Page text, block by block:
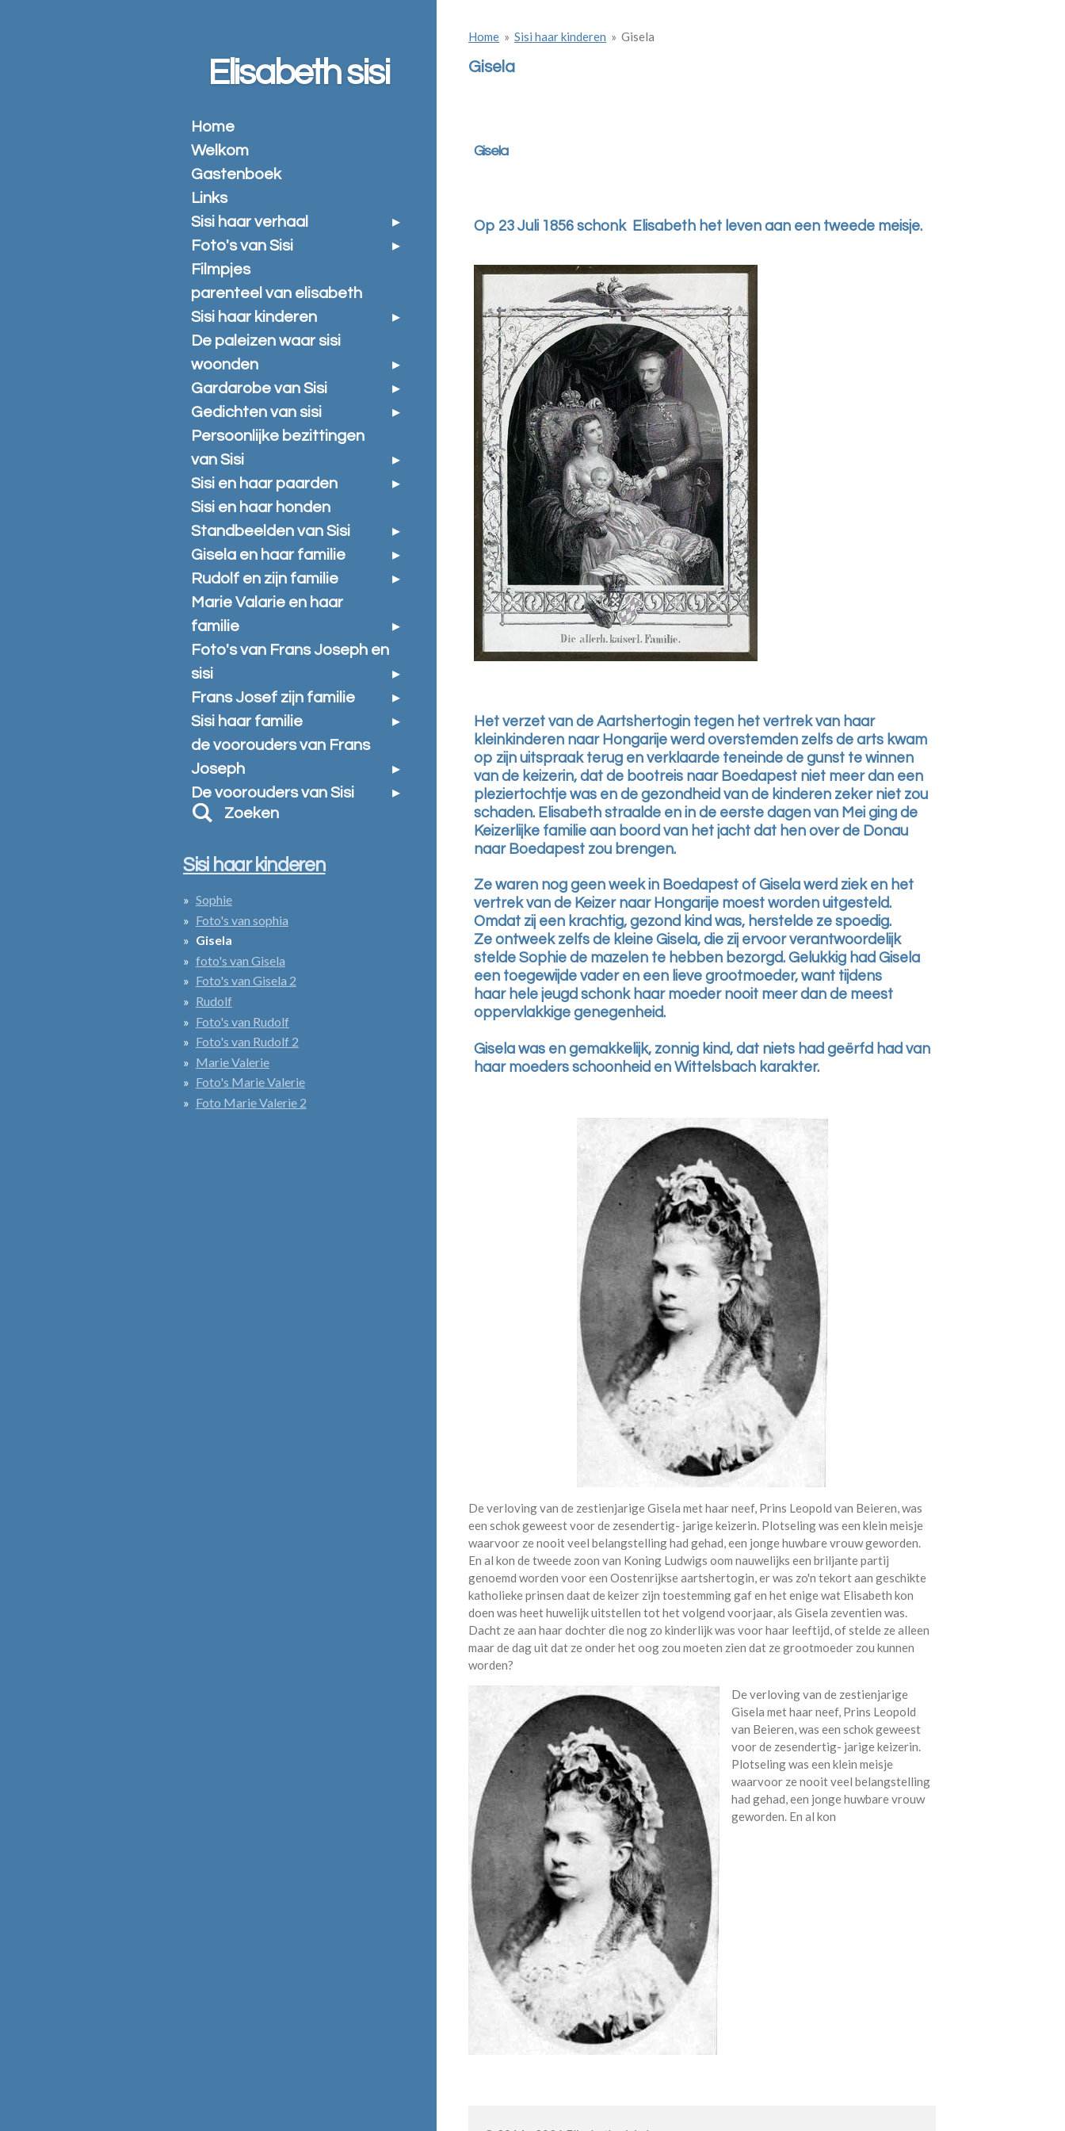
Home » Sisi haar kinderen » Gisela
Gisela
Gisela
Op 23 Juli 1856 schonk Elisabeth het leven aan een tweede meisje.
Het verzet van de Aartshertogin tegen het vertrek van haar
kleinkinderen naar Hongarije werd overstemden zelfs de arts kwam
op zijn uitspraak terug en verklaarde teneinde de gunst te winnen
van de keizerin, dat de bootreis naar Boedapest niet meer dan een
pleziertochtje was en de gezondheid van de kinderen zeker niet zou
schaden. Elisabeth straalde en in de eerste dagen van Mei ging de
Keizerlijke familie aan boord van het jacht dat hen over de Donau
naar Boedapest zou brengen.
Ze waren nog geen week in Boedapest of Gisela werd ziek en het
vertrek van de Keizer naar Hongarije moest worden uitgesteld.
Omdat zij een krachtig, gezond kind was, herstelde ze spoedig.
Ze ontweek zelfs de kleine Gisela, die zij ervoor verantwoordelijk
stelde Sophie de mazelen te hebben bezorgd. Gelukkig had Gisela
een toegewijde vader en een lieve grootmoeder, want tijdens
haar hele jeugd schonk haar moeder nooit meer dan de meest
oppervlakkige genegenheid.
Gisela was en gemakkelijk, zonnig kind, dat niets had geërfd had van
haar moeders schoonheid en Wittelsbach karakter.
De verloving van de zestienjarige Gisela met haar neef, Prins Leopold van Beieren, was
een schok geweest voor de zesendertig- jarige keizerin. Plotseling was een klein meisje
waarvoor ze nooit veel belangstelling had gehad, een jonge huwbare vrouw geworden.
En al kon de tweede zoon van Koning Ludwigs oom nauwelijks een briljante partij
genoemd worden voor een Oostenrijkse aartshertogin, er was zo'n tekort aan geschikte
katholieke prinsen daat de keizer zijn toestemming gaf en het enige wat Elisabeth kon
doen was heet huwelijk uitstellen tot het volgend voorjaar, als Gisela zeventien was.
Dacht ze aan haar dochter die nog zo kinderlijk was voor haar leeftijd, of stelde ze alleen
maar de dag uit dat ze onder het oog zou moeten zien dat ze grootmoeder zou kunnen
worden?
De verloving van de zestienjarige
Gisela met haar neef, Prins Leopold
van Beieren, was een schok geweest
voor de zesendertig- jarige keizerin.
Plotseling was een klein meisje
waarvoor ze nooit veel belangstelling
had gehad, een jonge huwbare vrouw
geworden. En al kon
Elisabeth sisi
Home
Welkom
Gastenboek
Links
Sisi haar verhaal
Foto's van Sisi
Filmpjes
parenteel van elisabeth
Sisi haar kinderen
De paleizen waar sisi
woonden
Gardarobe van Sisi
Gedichten van sisi
Persoonlijke bezittingen
van Sisi
Sisi en haar paarden
Sisi en haar honden
Standbeelden van Sisi
Gisela en haar familie
Rudolf en zijn familie
Marie Valarie en haar
familie
Foto's van Frans Joseph en
sisi
Frans Josef zijn familie
Sisi haar familie
de voorouders van Frans
Joseph
De voorouders van Sisi
Zoeken
Sisi haar kinderen
Sophie
Foto's van sophia
Gisela
foto's van Gisela
Foto's van Gisela 2
Rudolf
Foto's van Rudolf
Foto's van Rudolf 2
Marie Valerie
Foto's Marie Valerie
Foto Marie Valerie 2